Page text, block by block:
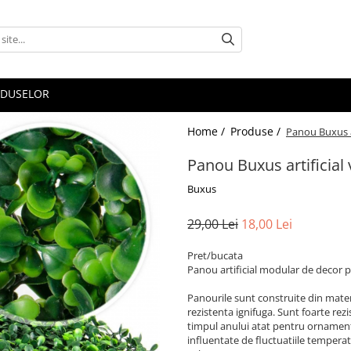
Home / Produse / Panou
Panou Buxus artificial
Buxus
29,00 Lei 18,00 Lei
Pret/bucata
Panou artificial modular de decor
Panourile sunt construite din
rezistenta ignifuga. Sunt foarte
timpul anului atat pentru
influentate de fluctuatiile